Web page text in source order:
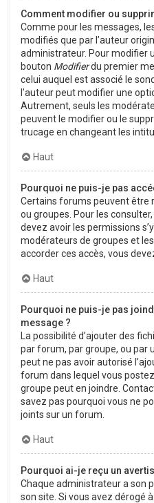
Comment modifier ou
Comme pour les messages,
modifiés que par l’auteur
administrateur. Pour modifier
bouton Modifierdu premier
celui auquel est associé le
l’auteur peut modifier une
Autrement, seuls les
peuvent le modifier ou le
trucage en changeant les
Haut
Pourquoi ne puis-je pas
Certains forums peuvent être
ou groupes. Pour les
devez avoir les permissions
modérateurs de groupes et
accorder ces accès, vous
Haut
Pourquoi ne puis-je pas
message ?
La possibilité d’ajouter des
par forum, par groupe, ou par
peut ne pas avoir autorisé
forum dans lequel vous
groupe peut en joindre.
savez pas pourquoi vous ne
joints sur un forum.
Haut
Pourquoi ai-je reçu un
Chaque administrateur a son
son site. Si vous avez dérogé